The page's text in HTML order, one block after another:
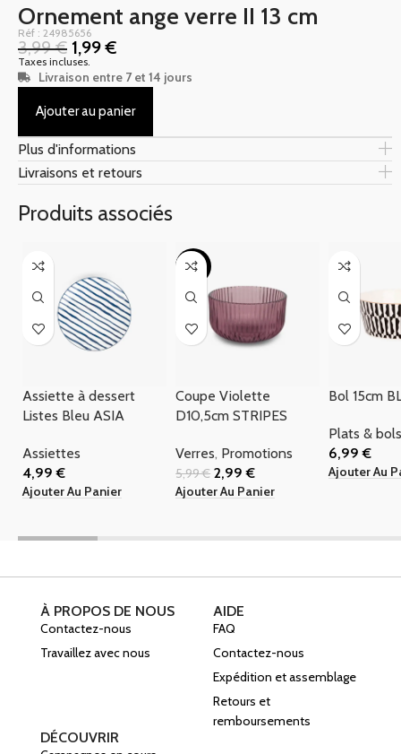
Ornement ange verre II 13 cm
Réf : 24985656
3,99€ 1,99€
Taxes incluses.
Livraison entre 7 et 14 jours
Ajouter au panier
Plus d'informations
Livraisons et retours
Produits associés
Assiette à dessert
Listes Bleu ASIA
Assiettes
4,99€
Ajouter Au Panier
-50%
Coupe Violette
D10,5cm STRIPES
Verres, Promotions
5,99€ 2,99€
Ajouter Au Panier
Bol 15cm
Plats &
6,99€
Ajouter Au
À PROPOS DE NOUS
Contactez-nous
Travaillez avec nous
AIDE
FAQ
Contactez-nous
Expédition et assemblage
Retours et
remboursements
DÉCOUVRIR